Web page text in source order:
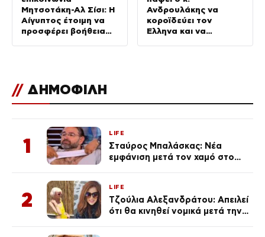
Μητσοτάκη-Αλ Σίσι: Η
Αίγυπτος έτοιμη να
προσφέρει βοήθεια
Ανδρουλάκης να
κοροϊδεύει τον
Έλληνα και να
// ΔΗΜΟΦΙΛΗ
1
LIFE
Σταύρος Μπαλάσκας: Νέα
εμφάνιση μετά τον χαμό στο
2
LIFE
Τζούλια Αλεξανδράτου: Απειλεί
ότι θα κινηθεί νομικά μετά την